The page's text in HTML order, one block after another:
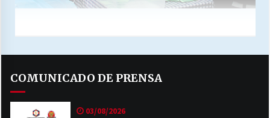
COMUNICADO DE PRENSA
03/08/2026